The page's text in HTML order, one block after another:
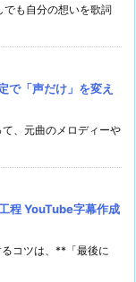
も自分の想いを歌詞
で「声だけ」を変え
、元曲のメロディーや
程 YouTube字幕作成
コツは、**「最後に